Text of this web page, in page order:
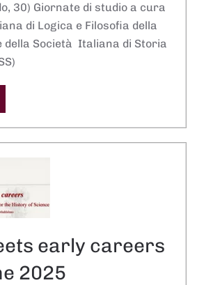
30) Giornate di studio a cura
di Logica e Filosofia della
della Società Italiana di Storia
early careers
2025